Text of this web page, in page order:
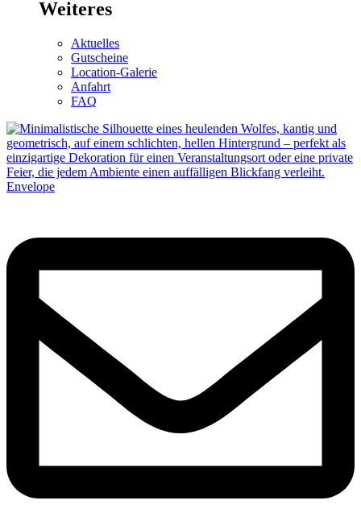
Weiteres
Aktuelles
Gutscheine
Location-Galerie
Anfahrt
FAQ
Envelope